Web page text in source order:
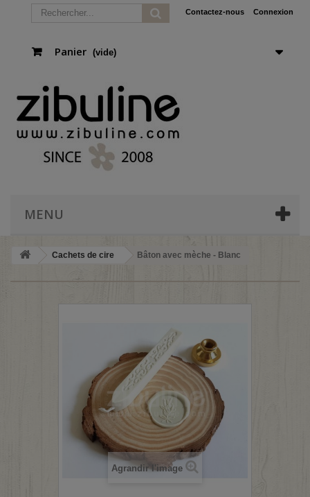
Connexion
Contactez-nous
Panier (vide)
MENU
Cachets de cire Bâton avec mèche - Blanc
Agrandir l'image